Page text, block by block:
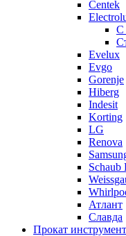
Centek
С
Evelux
Evgo
Gorenje
Hiberg
Indesit
Korting
LG
Renova
Schaub
Атлант
Славда
Прокат